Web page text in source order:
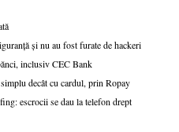
și nu au fost furate de hackeri
inclusiv CEC Bank
decât cu cardul, prin Ropay
escrocii se dau la telefon drept